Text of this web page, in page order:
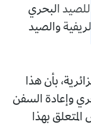
للصيد البحري
والصيد
بأن هذا
وإعادة السفن
المتعلق بهذا